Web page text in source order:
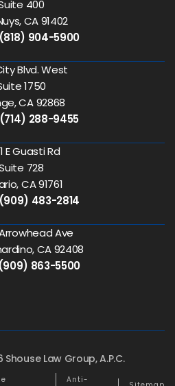
400
CA 91402
(818) 904-5900
Blvd. West
1750
CA 92868
(714) 288-9455
E Guasti Rd
728
CA 91761
(909) 483-2814
Ave
CA 92408
(909) 863-5500
Law Group, A.P.C.
Anti-